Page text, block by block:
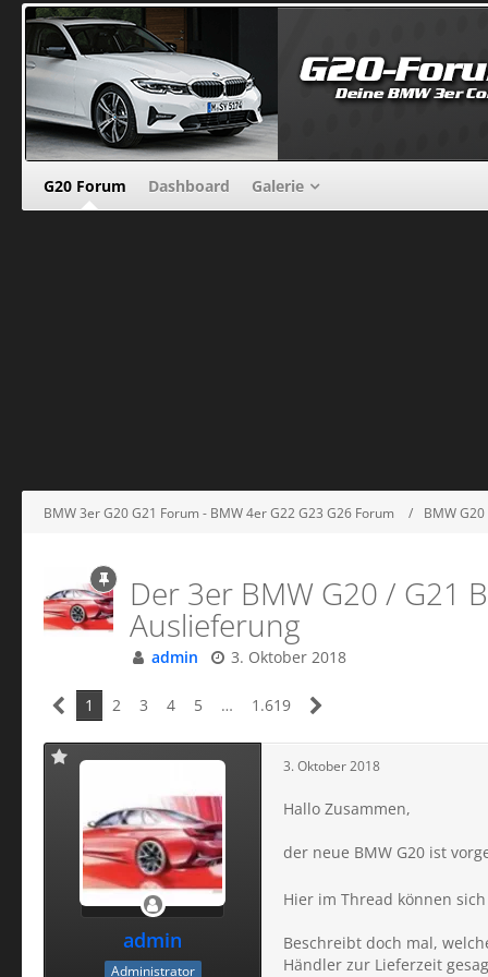
G20 Forum Dashboard Galerie
BMW 3er G20 G21 Forum - BMW 4er G22 G23 G26 Forum BMW
Der 3er BMW G20 / G21
Auslieferung
admin 3. Oktober 2018
1 2 3 4 5 … 1.619
admin
Administrator
3. Oktober 2018
Hallo Zusammen,
der neue BMW G20 ist
Hier im Thread können
Beschreibt doch mal,
Händler zur Lieferzeit